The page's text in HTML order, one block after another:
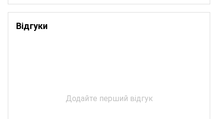
Відгуки
Додайте перший відгук